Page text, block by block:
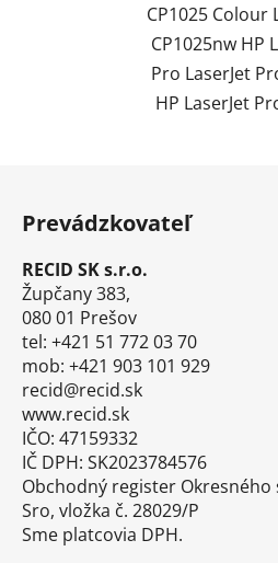
CP1025 Colour
CP1025nw HP
Pro LaserJet
HP LaserJet
Prevádzkovateľ
RECID SK s.r.o.
Župčany 383,
080 01 Prešov
tel: +421 51 772 03 70
mob: +421 903 101 929
recid@recid.sk
www.recid.sk
IČO: 47159332
IČ DPH: SK2023784576
Obchodný register Okresného
Sro, vložka č. 28029/P
Sme platcovia DPH.